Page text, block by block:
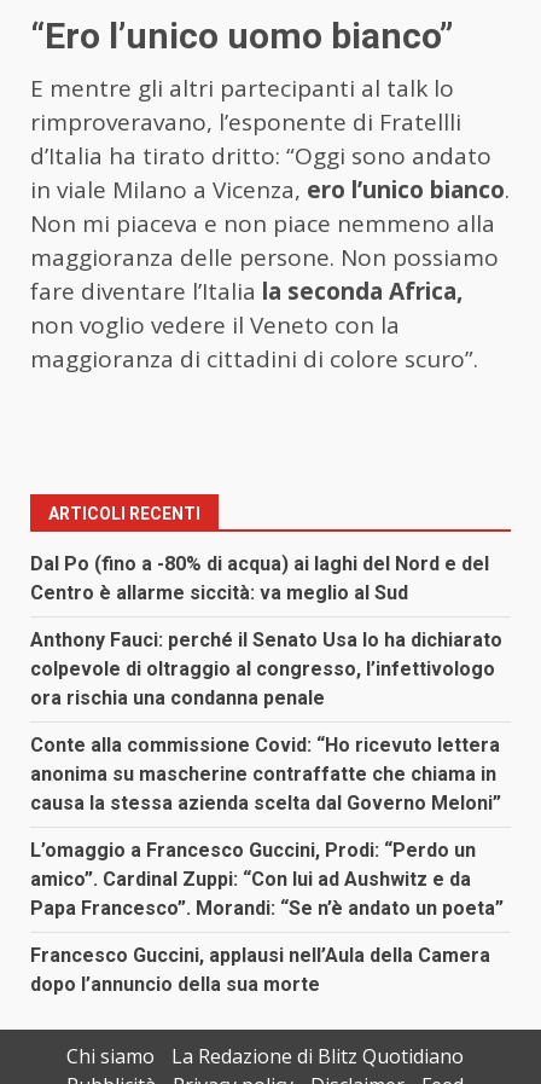
“Ero l’unico uomo bianco”
E mentre gli altri partecipanti al talk lo
rimproveravano, l’esponente di Fratellli
d’Italia ha tirato dritto: “Oggi sono andato
in viale Milano a Vicenza, ero l’unico bianco.
Non mi piaceva e non piace nemmeno alla
maggioranza delle persone. Non possiamo
fare diventare l’Italia la seconda Africa,
non voglio vedere il Veneto con la
maggioranza di cittadini di colore scuro”.
ARTICOLI RECENTI
Dal Po (fino a -80% di acqua) ai laghi del Nord e del
Centro è allarme siccità: va meglio al Sud
Anthony Fauci: perché il Senato Usa lo ha dichiarato
colpevole di oltraggio al congresso, l’infettivologo
ora rischia una condanna penale
Conte alla commissione Covid: “Ho ricevuto lettera
anonima su mascherine contraffatte che chiama in
causa la stessa azienda scelta dal Governo Meloni”
L’omaggio a Francesco Guccini, Prodi: “Perdo un
amico”. Cardinal Zuppi: “Con lui ad Aushwitz e da
Papa Francesco”. Morandi: “Se n’è andato un poeta”
Francesco Guccini, applausi nell’Aula della Camera
dopo l’annuncio della sua morte
Chi siamo
La Redazione di Blitz Quotidiano